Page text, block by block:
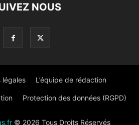
NOUS
légales L’équipe de rédaction
Protection des données (RGPD)
© 2026 Tous Droits Réservés